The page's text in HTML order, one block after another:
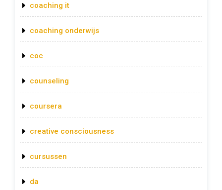
coaching it
coaching onderwijs
coc
counseling
coursera
creative consciousness
cursussen
da